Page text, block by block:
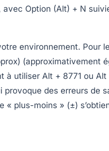
avec Option (Alt) + N
environnement. Pour
(approximativement
à utiliser Alt + 8771 ou Alt
des erreurs de
« plus-moins » (±)